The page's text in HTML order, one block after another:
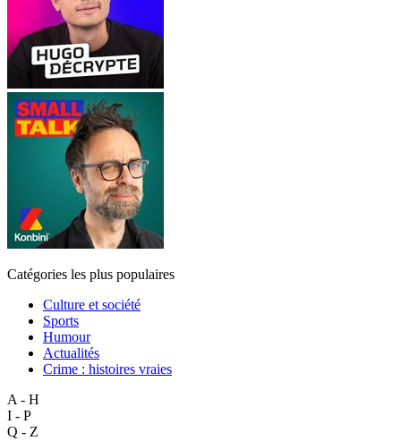
Catégories les plus populaires
Culture et société
Sports
Humour
Actualités
Crime : histoires vraies
A - H
I - P
Q - Z